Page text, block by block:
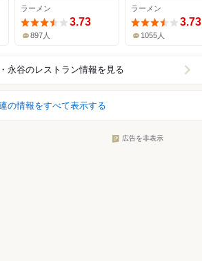
ラーメン
3.73
897人
ラーメン
3.73
1055人
永谷のレストラン情報を見る
の情報をすべて表示する
広告を非表示